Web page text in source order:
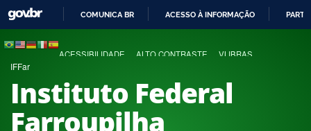
COMUNICA BR ACESSO À INFORMAÇÃO
ACESSIBILIDADE ALTO CONTRASTE VLIBRAS
IFFar
Instituto Federal
Farroupilha